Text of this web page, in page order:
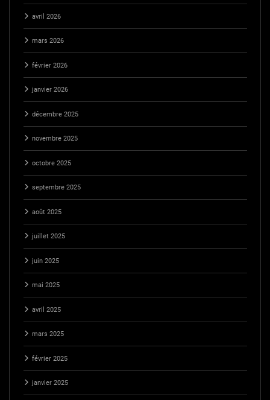
avril 2026
mars 2026
février 2026
janvier 2026
décembre 2025
novembre 2025
octobre 2025
septembre 2025
août 2025
juillet 2025
juin 2025
mai 2025
avril 2025
mars 2025
février 2025
janvier 2025